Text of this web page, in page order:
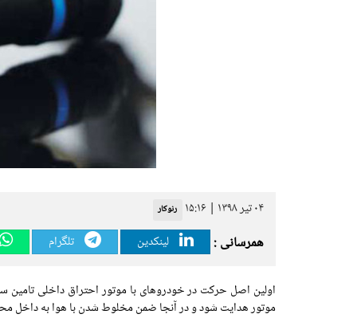
۰۴ تیر ۱۳۹۸ | ۱۵:۱۶ رنوکار
همرسانی : لینکدین تلگرام
اولین اصل حرکت در خودروهای با موتور احتراق داخلی
موتور هدایت شود و در آنجا ضمن مخلوط شدن با هوا به داخل